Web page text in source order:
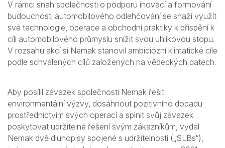
V rámci snah společnosti o podporu inovací a formování
budoucnosti automobilového odlehčování se snaží využít
své technologie, operace a obchodní praktiky k přispění k
cíli automobilového průmyslu snížit svou uhlíkovou stopu.
V rozsahu akcí si Nemak stanovil ambiciózní klimatické cíle
podle schválených cílů založených na vědeckých datech.
Aby posílil závazek společnosti Nemak řešit
environmentální výzvy, dosáhnout pozitivního dopadu
prostřednictvím svých operací a splnit svůj závazek
poskytovat udržitelné řešení svým zákazníkům, vydal
Nemak dvě dluhopisy spojené s udržitelností („SLBs“),